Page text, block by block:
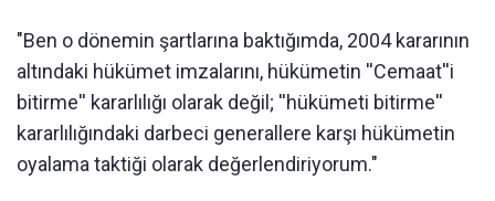
"Ben o dönemin şartlarına baktığımda, 2004 kararının
altındaki hükümet imzalarını, hükümetin ''Cemaat''i
bitirme'' kararlılığı olarak değil; ''hükümeti bitirme''
kararlılığındaki darbeci generallere karşı hükümetin
oyalama taktiği olarak değerlendiriyorum."